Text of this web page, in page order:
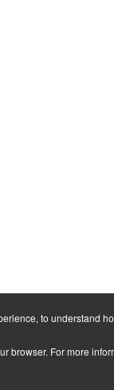
to understand
browser. For more